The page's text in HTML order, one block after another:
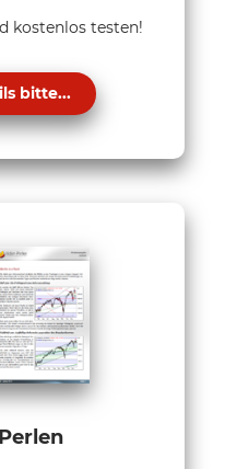
kostenlos testen!
bitte...